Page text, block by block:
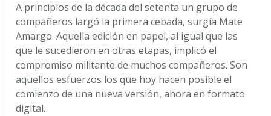
A principios de la década del setenta un grupo de
compañeros largó la primera cebada, surgía Mate
Amargo. Aquella edición en papel, al igual que las
que le sucedieron en otras etapas, implicó el
compromiso militante de muchos compañeros. Son
aquellos esfuerzos los que hoy hacen posible el
comienzo de una nueva versión, ahora en formato
digital.